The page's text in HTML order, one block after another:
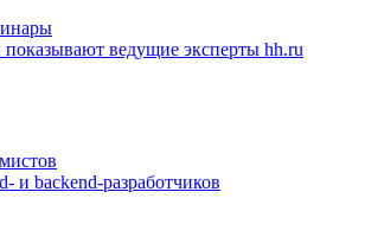
показывают ведущие эксперты hh.ru
и backend-разработчиков